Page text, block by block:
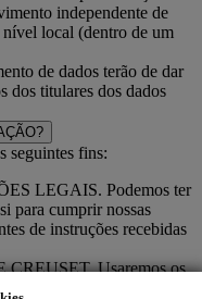
independente de
local (dentro de um
de dados terão de dar
dos titulares dos dados
seguintes fins:
LEGAIS. Podemos ter
para cumprir nossas
de instruções recebidas
Usaremos os